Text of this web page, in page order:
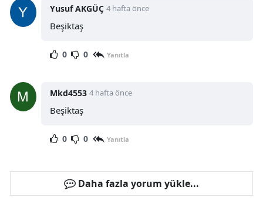
Yusuf AKGÜÇ 4 hafta önce
Beşiktaş
0 0 Yanıtla
Mkd4553 4 hafta önce
Beşiktaş
0 0 Yanıtla
Daha fazla yorum yükle...